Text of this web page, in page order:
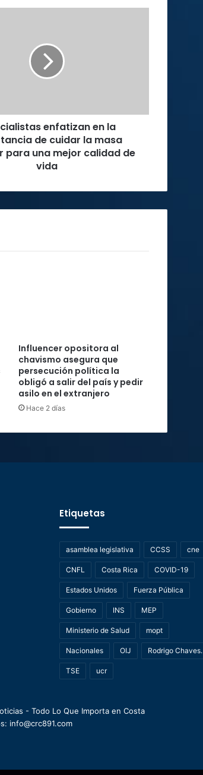
enfatizan en la
de cuidar la masa
para una mejor calidad de
vida
Influencer opositora al
chavismo asegura que
persecución política la
obligó a salir del país y pedir
asilo en el extranjero
Hace 2 días
Etiquetas
asamblea legislativa CCSS cne
CNFL Costa Rica COVID-19
Estados Unidos Fuerza Pública
Gobierno INS MEP
Ministerio de Salud mopt
Nacionales OIJ Rodrigo Chaves.
TSE ucr
- Todo Lo Que Importa en Costa
info@crc891.com